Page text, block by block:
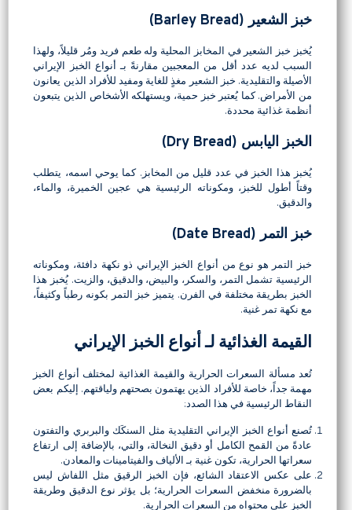
خبز الشعير (Barley Bread)
يُخبز خبز الشعير في المخابز المحلية وله طعم فريد ومُر قليلاً، ولهذا
السبب لديه عدد أقل من المعجبين مقارنةً بـ أنواع الخبز الإيراني
الأصيلة والتقليدية. خبز الشعير مغذٍ للغاية ومفيد للأفراد الذين يعانون
من الأمراض. كما يُعتبر خبز حمية، ويستهلكه الأشخاص الذين يتبعون
أنظمة غذائية محددة.
الخبز اليابس (Dry Bread)
يُخبز هذا الخبز في عدد قليل من المخابز. كما يوحي اسمه، يتطلب
وقتاً أطول للخبز، ومكوناته الرئيسية هي عجين الخميرة، والماء،
والدقيق.
خبز التمر (Date Bread)
خبز التمر هو نوع من أنواع الخبز الإيراني ذو نكهة دافئة، ومكوناته
الرئيسية تشمل التمر، والسكر، والبيض، والدقيق، والزيت. يُخبز هذا
الخبز بطريقة مختلفة في الفرن. يتميز خبز التمر بكونه رطباً وكثيفاً،
مع نكهة تمر غنية.
القيمة الغذائية لـ أنواع الخبز الإيراني
تُعد مسألة السعرات الحرارية والقيمة الغذائية لمختلف أنواع الخبز
مهمة جداً، خاصة للأفراد الذين يهتمون بصحتهم ولياقتهم. إليكم بعض
النقاط الرئيسية في هذا الصدد:
تُصنع أنواع الخبز الإيراني التقليدية مثل السنكَك والبربري والتفتون
عادةً من القمح الكامل أو دقيق النخالة، والتي، بالإضافة إلى ارتفاع
سعراتها الحرارية، تكون غنية بـ الألياف والفيتامينات والمعادن.
على عكس الاعتقاد الشائع، فإن الخبز الرقيق مثل اللفاش ليس
بالضرورة منخفض السعرات الحرارية؛ بل يؤثر نوع الدقيق وطريقة
الخبز على محتواه من السعرات الحرارية.